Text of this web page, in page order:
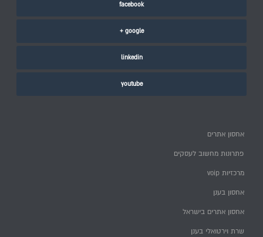
facebook
google +
linkedin
youtube
אחסון אתרים
פתרונות מחשוב לעסקים
מרכזיות voip
אחסון בענן
אחסון אתרים בישראל
שרת וירטואלי בענן